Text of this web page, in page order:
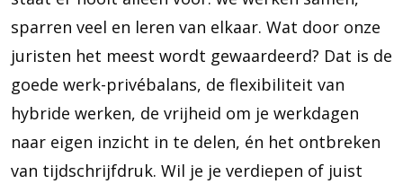
sparren veel en leren van elkaar. Wat door onze
juristen het meest wordt gewaardeerd? Dat is de
goede werk-privébalans, de flexibiliteit van
hybride werken, de vrijheid om je werkdagen
naar eigen inzicht in te delen, én het ontbreken
van tijdschrijfdruk. Wil je je verdiepen of juist